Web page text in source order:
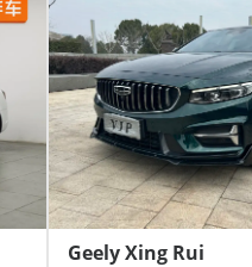
Geely Xing Rui